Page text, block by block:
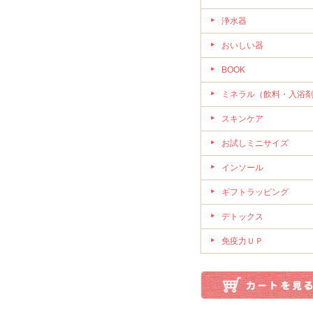
浄水器
おいしい器
BOOK
ミネラル（飲料・入浴
スキンケア
お試しミニサイズ
インソール
ギフトラッピング
デトックス
免疫力ＵＰ